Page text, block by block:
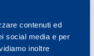
contenuti ed
social media e per
inoltre
20° PARTENZA DI
20°
ALLA